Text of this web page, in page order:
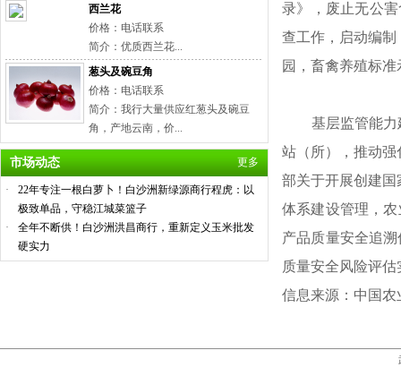
西兰花
价格：电话联系
简介：优质西兰花...
葱头及碗豆角
价格：电话联系
简介：我行大量供应红葱头及碗豆
角，产地云南，价...
市场动态 更多
·
22年专注一根白萝卜！白沙洲新绿源商行程虎：以
极致单品，守稳江城菜篮子
·
全年不断供！白沙洲洪昌商行，重新定义玉米批发
硬实力
录》，废止无公
查工作，启动编
园，畜禽养殖标
基层监管能力建
站（所），推动
部关于开展创建
体系建设管理，
产品质量安全追
质量安全风险评
信息来源：中国农